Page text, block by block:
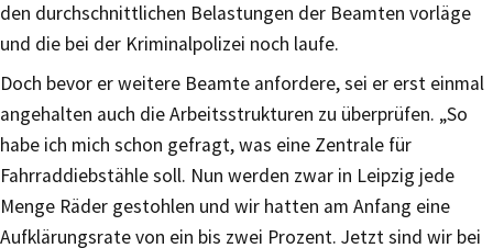
den durchschnittlichen Belastungen der Beamten vorläge
und die bei der Kriminalpolizei noch laufe.
Doch bevor er weitere Beamte anfordere, sei er erst einmal
angehalten auch die Arbeitsstrukturen zu überprüfen. „So
habe ich mich schon gefragt, was eine Zentrale für
Fahrraddiebstähle soll. Nun werden zwar in Leipzig jede
Menge Räder gestohlen und wir hatten am Anfang eine
Aufklärungsrate von ein bis zwei Prozent. Jetzt sind wir bei